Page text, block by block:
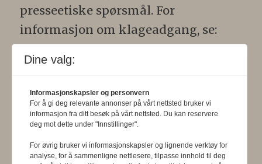
presseetiske spørsmål. For
informasjon om klageadgang, se:
www.presse.no.
skal gjennom en saklig og fri
informasjons- og opinionsformidling
seg i samsvar med samfunnets og
Dine valg:
Informasjonskapsler og personvern
For å gi deg relevante annonser på vårt nettsted bruker vi
informasjon fra ditt besøk på vårt nettsted. Du kan reservere
deg mot dette under "Innstillinger".
For øvrig bruker vi informasjonskapsler og lignende verktøy for
analyse, for å sammenligne nettlesere, tilpasse innhold til deg